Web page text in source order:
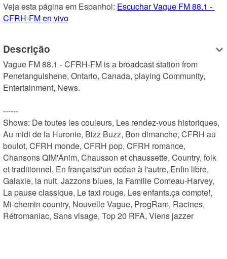
Veja esta página em Espanhol: Escuchar Vague FM 88.1 -
CFRH-FM en vivo
Descrição
Vague FM 88.1 - CFRH-FM is a broadcast station from
Penetanguishene, Ontario, Canada, playing Community,
Entertainment, News.
------
Shows: De toutes les couleurs, Les rendez-vous historiques,
Au midi de la Huronie, Bizz Buzz, Bon dimanche, CFRH au
boulot, CFRH monde, CFRH pop, CFRH romance,
Chansons QIM'Anim, Chausson et chaussette, Country, folk
et traditionnel, En françaisd'un océan à l'autre, Enfin libre,
Galaxie, la nuit, Jazzons blues, la Famille Comeau-Harvey,
La pause classique, Le taxi rouge, Les enfants.ça compte!,
Mi-chemin country, Nouvelle Vague, ProgRam, Racines,
Rétromaniac, Sans visage, Top 20 RFA, Viens jazzer